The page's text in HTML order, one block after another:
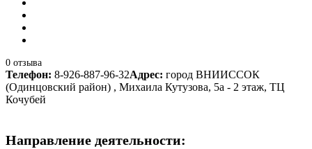
0 отзыва
Телефон: 8-926-887-96-32Адрес: город ВНИИССОК
(Одинцовский район) , Михаила Кутузова, 5а - 2 этаж, ТЦ
Кочубей
Направление деятельности: